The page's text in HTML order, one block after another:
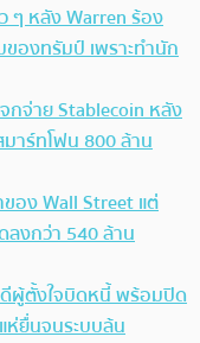
ๆ หลัง Warren ร้อง
องทรัมป์ เพราะทำนัก
กจ่าย Stablecoin หลัง
มาร์ทโฟน 800 ล้าน
ของ Wall Street แต่
งกว่า 540 ล้าน
ผู้ตั้งใจบิดหนี้ พร้อมปิด
ห่ยื่นจนระบบล้น